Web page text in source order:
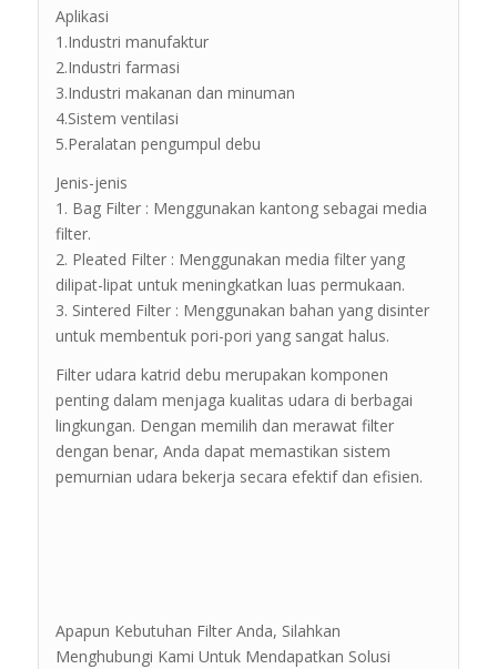
Aplikasi
1.Industri manufaktur
2.Industri farmasi
3.Industri makanan dan minuman
4.Sistem ventilasi
5.Peralatan pengumpul debu
Jenis-jenis
1. Bag Filter : Menggunakan kantong sebagai media
filter.
2. Pleated Filter : Menggunakan media filter yang
dilipat-lipat untuk meningkatkan luas permukaan.
3. Sintered Filter : Menggunakan bahan yang disinter
untuk membentuk pori-pori yang sangat halus.
Filter udara katrid debu merupakan komponen
penting dalam menjaga kualitas udara di berbagai
lingkungan. Dengan memilih dan merawat filter
dengan benar, Anda dapat memastikan sistem
pemurnian udara bekerja secara efektif dan efisien.
Apapun Kebutuhan Filter Anda, Silahkan
Menghubungi Kami Untuk Mendapatkan Solusi